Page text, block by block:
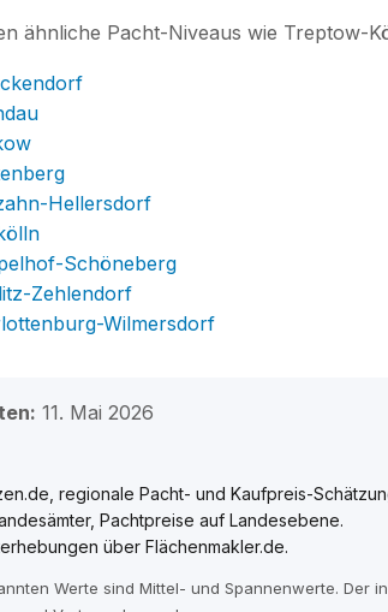
ähnliche Pacht-Niveaus wie Treptow-
Hellersdorf
Schöneberg
Zehlendorf
Wilmersdorf
11. Mai 2026
regionale Pacht- und Kaufpreis-
Pachtpreise auf Landesebene.
über Flächenmakler.de.
Werte sind Mittel- und Spannenwerte. Der